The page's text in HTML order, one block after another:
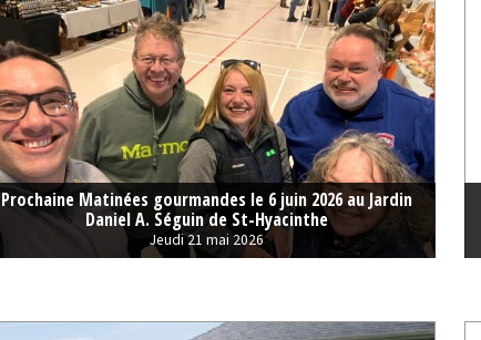
Prochaine Matinées gourmandes le 6 juin 2026 au Jardin
Daniel A. Séguin de St-Hyacinthe
Jeudi 21 mai 2026